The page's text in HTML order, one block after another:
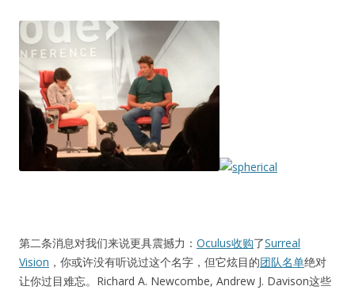
第二条消息对我们来说更具震撼力： Oculus收购了Surreal
Vision ，你或许没有听说过这个名字，但它炫目的团队名单绝对
让你过目难忘。Richard A. Newcombe, Andrew J. Davison这些